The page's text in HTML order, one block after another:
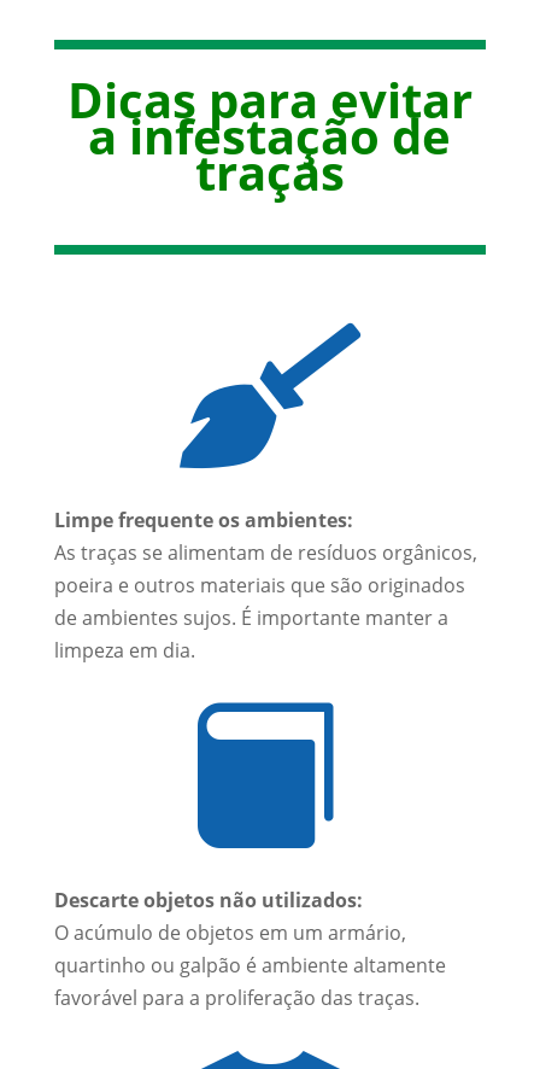
Dicas para evitar
a infestação de
traças

Limpe frequente os ambientes:
As traças se alimentam de resíduos orgânicos,
poeira e outros materiais que são originados
de ambientes sujos. É importante manter a
limpeza em dia.

Descarte objetos não utilizados:
O acúmulo de objetos em um armário,
quartinho ou galpão é ambiente altamente
favorável para a proliferação das traças.